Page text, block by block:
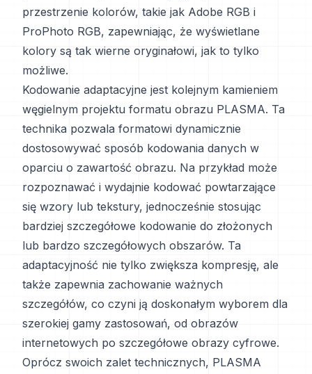
przestrzenie kolorów, takie jak Adobe RGB i
ProPhoto RGB, zapewniając, że wyświetlane
kolory są tak wierne oryginałowi, jak to tylko
możliwe.
Kodowanie adaptacyjne jest kolejnym kamieniem
węgielnym projektu formatu obrazu PLASMA. Ta
technika pozwala formatowi dynamicznie
dostosowywać sposób kodowania danych w
oparciu o zawartość obrazu. Na przykład może
rozpoznawać i wydajnie kodować powtarzające
się wzory lub tekstury, jednocześnie stosując
bardziej szczegółowe kodowanie do złożonych
lub bardzo szczegółowych obszarów. Ta
adaptacyjność nie tylko zwiększa kompresję, ale
także zapewnia zachowanie ważnych
szczegółów, co czyni ją doskonałym wyborem dla
szerokiej gamy zastosowań, od obrazów
internetowych po szczegółowe obrazy cyfrowe.
Oprócz swoich zalet technicznych, PLASMA